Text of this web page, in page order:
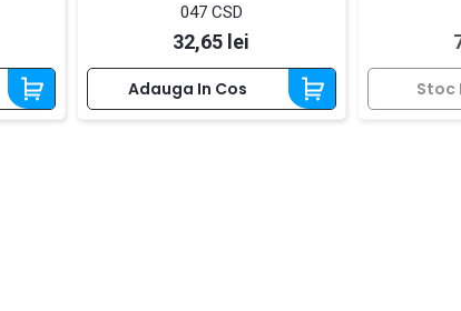
047 CSD
Pret
32,65 lei
Adauga In Cos Stoc